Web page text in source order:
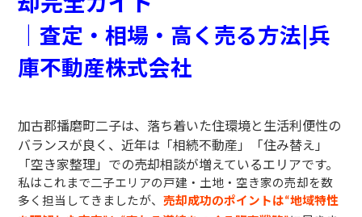
｜査定・相場・高く売る方法|兵
庫不動産株式会社
加古郡播磨町二子は、落ち着いた住環境と生活利便性の
バランスが良く、近年は「相続不動産」「住み替え」
「空き家整理」での売却相談が増えているエリアです。
私はこれまで二子エリアの戸建・土地・空き家の売却を数
多く担当してきましたが、売却成功のポイントは“地域特性